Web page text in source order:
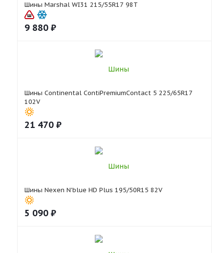
Шины Marshal WI31 215/55R17 98T
9 880 ₽
Шины Continental ContiPremiumContact 5 225/65R17
102V
21 470 ₽
Шины Nexen N'blue HD Plus 195/50R15 82V
5 090 ₽